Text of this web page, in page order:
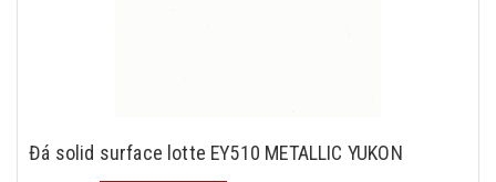
Đá solid surface lotte EY510 METALLIC YUKON